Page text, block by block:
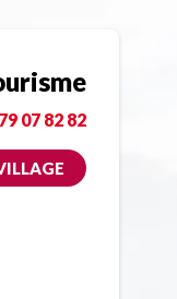
07 82 82